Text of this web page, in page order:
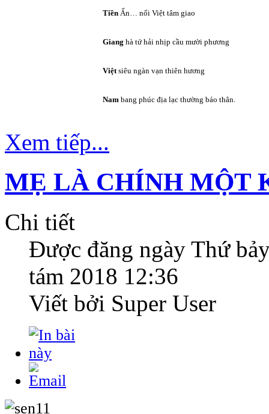
Tiền Ấn… nối Việt tâm giao
Giang hà tứ hải nhịp cầu mười phương
Việt siêu ngàn vạn thiên hương
Nam bang phúc địa lạc thường báo thân.
Xem tiếp...
MẸ LÀ CHÍNH MỘT
Chi tiết
Được đăng ngày Thứ
tám 2018 12:36
Viết bởi Super User